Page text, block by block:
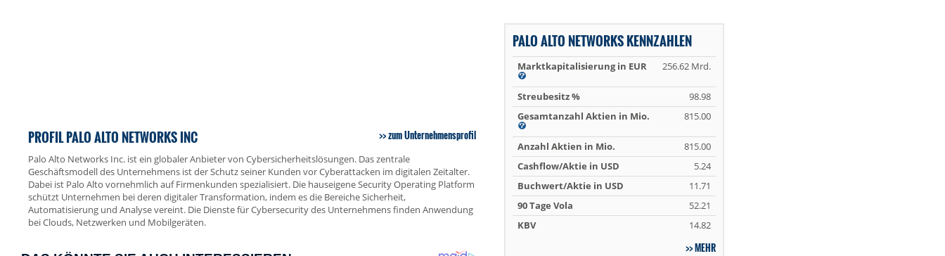
PROFIL PALO ALTO NETWORKS INC zum Unternehmensprofil
Palo Alto Networks Inc. ist ein globaler Anbieter von Cybersicherheitslösungen. Das zentrale
Geschäftsmodell des Unternehmens ist der Schutz seiner Kunden vor Cyberattacken im digitalen Zeitalter.
Dabei ist Palo Alto vornehmlich auf Firmenkunden spezialisiert. Die hauseigene Security Operating Platform
schützt Unternehmen bei deren digitaler Transformation, indem es die Bereiche Sicherheit,
Automatisierung und Analyse vereint. Die Dienste für Cybersecurity des Unternehmens finden Anwendung
bei Clouds, Netzwerken und Mobilgeräten.
PALO ALTO NETWORKS KENNZAHLEN
Marktkapitalisierung in EUR 256.62 Mrd.
Streubesitz %
98.98
Gesamtanzahl Aktien in Mio.
815.00
Anzahl Aktien in Mio.
815.00
Cashflow/Aktie in USD
5.24
Buchwert/Aktie in USD
11.71
90 Tage Vola
52.21
KBV
14.82
MEHR